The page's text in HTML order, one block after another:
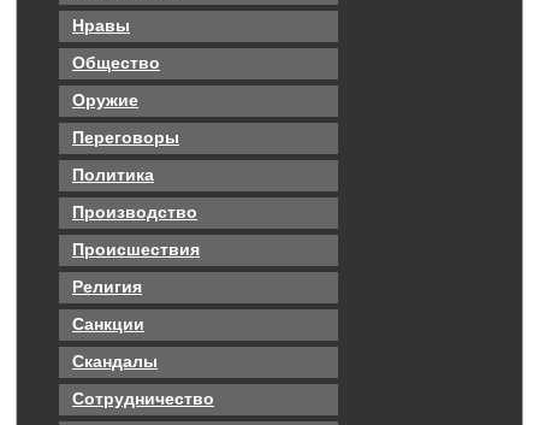
Нравы
Общество
Оружие
Переговоры
Политика
Производство
Происшествия
Религия
Санкции
Скандалы
Сотрудничество